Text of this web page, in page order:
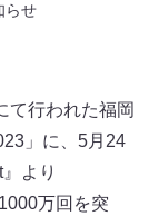
らせ
て行われた福岡
」に、5月24
より
万回を突